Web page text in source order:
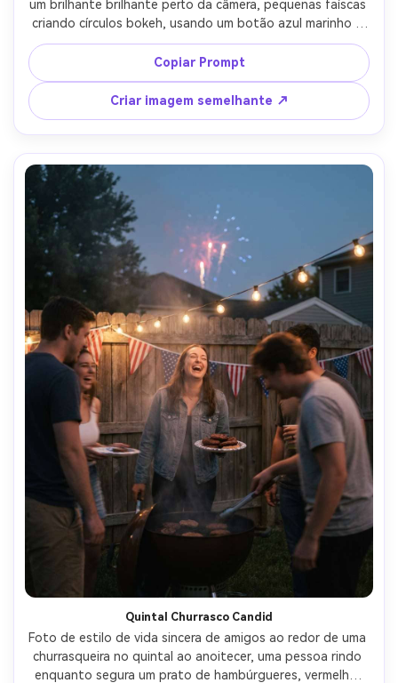
um brilhante brilhante perto da câmera, pequenas faíscas
criando círculos bokeh, usando um botão azul marinho e
um pequeno pino de bandeira americana, luzes de festa
noturna no quintal ao fundo, tirado em Canon R5, 50mm
f/1.2, foco nítido nos olhos e mãos, pele fotorealista e
poros naturais, cor festiva quente Grau-AR 4:5
Copiar Prompt
Criar imagem semelhante ↗
Quintal Churrasco Candid
Foto de estilo de vida sincera de amigos ao redor de uma
churrasqueira no quintal ao anoitecer, uma pessoa rindo
enquanto segura um prato de hambúrgueres, vermelho-